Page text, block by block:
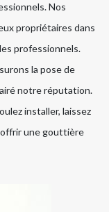
Nos
propriétaires dans
professionnels.
la pose de
notre réputation.
installer, laissez
offrir une gouttière